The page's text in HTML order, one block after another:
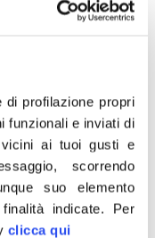
profilazione propri
funzionali e inviati di
ai tuoi gusti e
scorrendo
suo elemento
indicate. Per
clicca qui
alcun bisogno
italiana. Conte e i
zona